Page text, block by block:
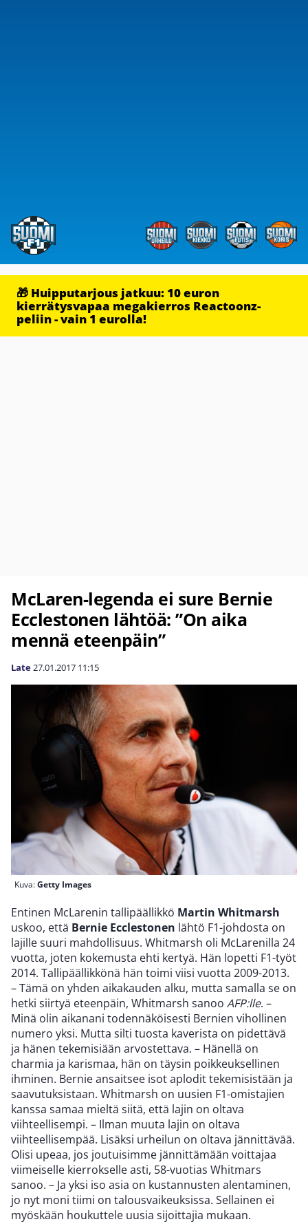
🎁 Huipputarjous jatkuu: 10 euron
kierrätysvapaa megakierros Reactoonz-
peliin - vain 1 eurolla!
McLaren-legenda ei sure Bernie
Ecclestonen lähtöä: ”On aika
mennä eteenpäin”
Late27.01.2017 11:15
Kuva:Getty Images
Entinen McLarenin tallipäällikkö Martin Whitmarsh
uskoo, että Bernie Ecclestonen lähtö F1-johdosta on
lajille suuri mahdollisuus. Whitmarsh oli McLarenilla 24
vuotta, joten kokemusta ehti kertyä. Hän lopetti F1-työt
2014. Tallipäällikkönä hän toimi viisi vuotta 2009-2013.
– Tämä on yhden aikakauden alku, mutta samalla se on
hetki siirtyä eteenpäin, Whitmarsh sanoo AFP:lle. –
Minä olin aikanani todennäköisesti Bernien vihollinen
numero yksi. Mutta silti tuosta kaverista on pidettävä
ja hänen tekemisiään arvostettava. – Hänellä on
charmia ja karismaa, hän on täysin poikkeuksellinen
ihminen. Bernie ansaitsee isot aplodit tekemisistään ja
saavutuksistaan. Whitmarsh on uusien F1-omistajien
kanssa samaa mieltä siitä, että lajin on oltava
viihteellisempi. – Ilman muuta lajin on oltava
viihteellisempää. Lisäksi urheilun on oltava jännittävää.
Olisi upeaa, jos joutuisimme jännittämään voittajaa
viimeiselle kierrokselle asti, 58-vuotias Whitmars
sanoo. – Ja yksi iso asia on kustannusten alentaminen,
jo nyt moni tiimi on talousvaikeuksissa. Sellainen ei
myöskään houkuttele uusia sijoittajia mukaan.